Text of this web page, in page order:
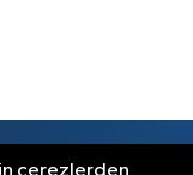
hakkı saklıdır.
çerezlerden